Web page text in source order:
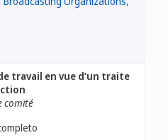
travail en vue d’un traite
comité